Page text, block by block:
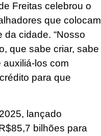
Freitas celebrou o
que colocam
cidade. “Nosso
que sabe criar, sabe
auxiliá-los com
para que
lançado
bilhões para